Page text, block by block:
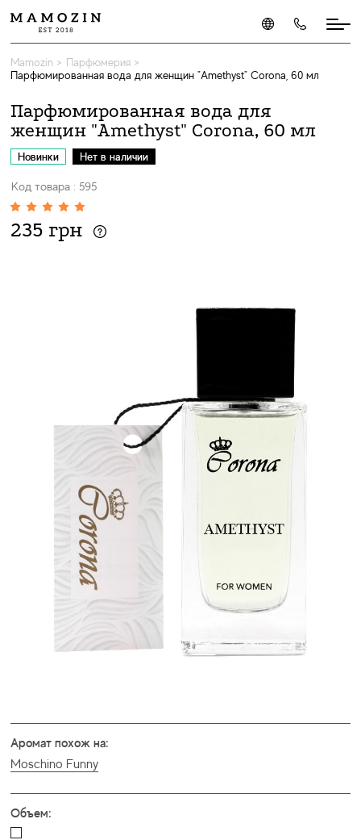
Mamozin > Парфюмерия >
Парфюмированная вода для женщин "Amethyst" Corona, 60 мл
Парфюмированная вода для
женщин "Amethyst" Corona, 60 мл
Новинки Нет в наличии
Код товара : 595
235 грн
Аромат похож на:
Moschino Funny
Объем: